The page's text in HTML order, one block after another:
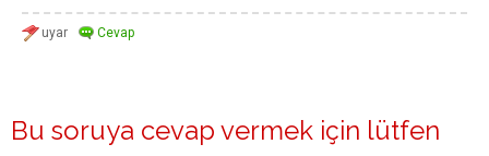
Bu soruya cevap vermek için lütfen